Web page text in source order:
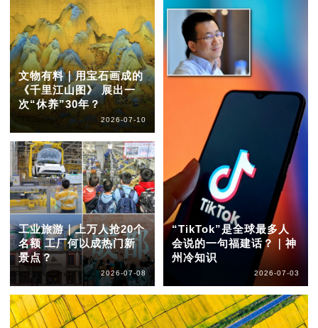
文物有料｜用宝石画成的
《千里江山图》 展出一
次“休养”30年？
2026-07-10
工业旅游｜上万人抢20个
名额 工厂何以成热门新
景点？
2026-07-08
“TikTok”是全球最多人
会说的一句福建话？｜神
州冷知识
2026-07-03